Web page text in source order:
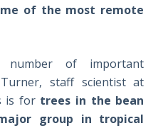
of the most remote
of important
staff scientist at
is for trees in the bean
group in tropical